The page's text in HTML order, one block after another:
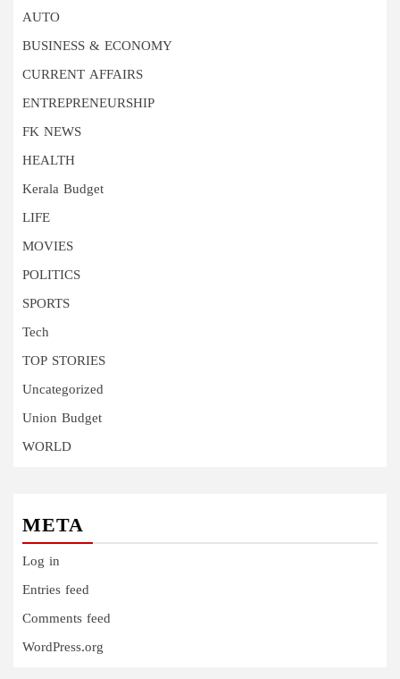
AUTO
BUSINESS & ECONOMY
CURRENT AFFAIRS
ENTREPRENEURSHIP
FK NEWS
HEALTH
Kerala Budget
LIFE
MOVIES
POLITICS
SPORTS
Tech
TOP STORIES
Uncategorized
Union Budget
WORLD
META
Log in
Entries feed
Comments feed
WordPress.org